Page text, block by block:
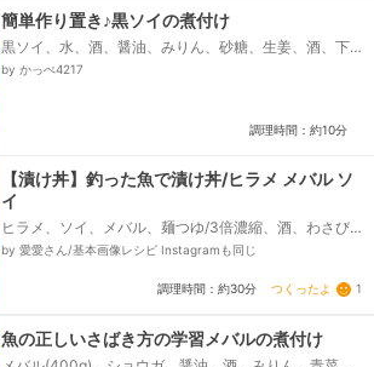
簡単作り置き♪黒ソイの煮付け
黒ソイ、水、酒、醤油、みりん、砂糖、生姜、酒、下
処理用、塩、下処理用
by かっぺ4217
調理時間：約10分
【漬け丼】釣った魚で漬け丼/ヒラメ メバル ソ
イ
ヒラメ、ソイ、メバル、麺つゆ/3倍濃縮、酒、わさび/
無くても大丈夫、白ゴマ、錦糸玉子、【あれば】、青
by 愛愛さん/基本画像レシピ Instagramも同じ
調理時間：約30分 つくったよ 1
魚の正しいさばき方の学習メバルの煮付け